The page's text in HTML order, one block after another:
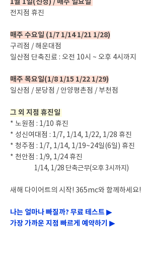
1월 1일(신정) / 매주 일요일
전지점 휴진
매주 수요일 (1/7 1/14 1/21 1/28)
구리점 / 해운대점
일산점 단축진료 : 오전 10시 ~ 오후 4시까지
매주 목요일(1/8 1/15 1/22 1/29)
일산점 / 분당점 / 안양평촌점 / 부천점
그 외 지점 휴진일
* 노원점 : 1/10 휴진
* 성신여대점 : 1/7, 1/14, 1/22, 1/28 휴진
* 청주점 : 1/7, 1/14, 1/19~24일(6일) 휴진
* 천안점 : 1/9, 1/24 휴진
1/14, 1/28 단축근무(오후 3시까지)
새해 다이어트의 시작! 365mc와 함께하세요!
나는 얼마나 빠질까? 무료 테스트 ▶
가장 가까운 지점 빠르게 예약하기 ▶